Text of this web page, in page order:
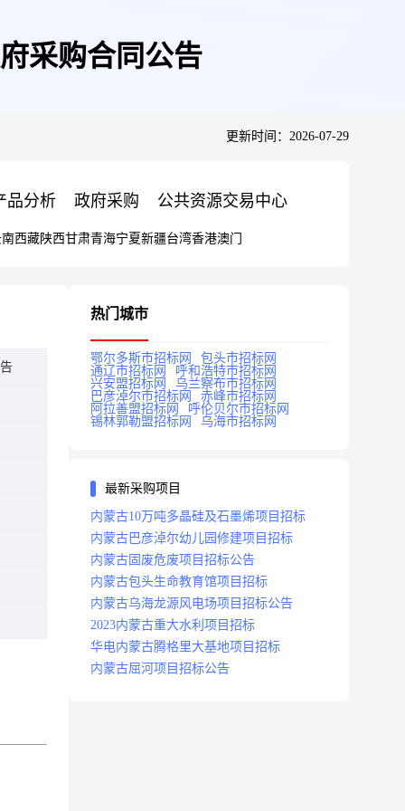
采购合同公告
更新时间：2026-07-29
品分析 政府采购 公共资源交易中心
西藏陕西甘肃青海宁夏新疆台湾香港澳门
热门城市
鄂尔多斯市招标网
包头市招标网
通辽市招标网
呼和浩特市招标网
兴安盟招标网
乌兰察布市招标网
巴彦淖尔市招标网
赤峰市招标网
阿拉善盟招标网
呼伦贝尔市招标网
锡林郭勒盟招标网
乌海市招标网
最新采购项目
内蒙古10万吨多晶硅及石墨烯项目招标
内蒙古巴彦淖尔幼儿园修建项目招标
内蒙古固废危废项目招标公告
内蒙古包头生命教育馆项目招标
内蒙古乌海龙源风电场项目招标公告
2023内蒙古重大水利项目招标
华电内蒙古腾格里大基地项目招标
内蒙古屈河项目招标公告